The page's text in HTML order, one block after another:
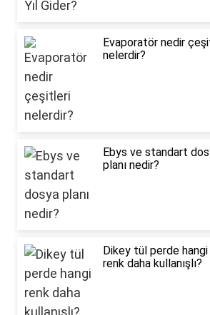
Evaporatör nedir
nelerdir?
Ebys ve standart
planı nedir?
Dikey tül perde hangi
renk daha kullanışlı?